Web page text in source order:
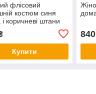
флісовий
костюм синя
коричневі штани
Купити
840